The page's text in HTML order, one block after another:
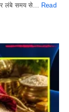
लंबे समय से…
Read